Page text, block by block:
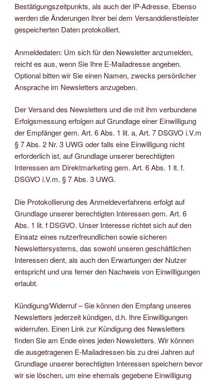
Bestätigungszeitpunkts, als auch der IP-Adresse. Ebenso
werden die Änderungen Ihrer bei dem Versanddienstleister
gespeicherten Daten protokolliert.
Anmeldedaten: Um sich für den Newsletter anzumelden,
reicht es aus, wenn Sie Ihre E-Mailadresse angeben.
Optional bitten wir Sie einen Namen, zwecks persönlicher
Ansprache im Newsletters anzugeben.
Der Versand des Newsletters und die mit ihm verbundene
Erfolgsmessung erfolgen auf Grundlage einer Einwilligung
der Empfänger gem. Art. 6 Abs. 1 lit. a, Art. 7 DSGVO i.V.m
§ 7 Abs. 2 Nr. 3 UWG oder falls eine Einwilligung nicht
erforderlich ist, auf Grundlage unserer berechtigten
Interessen am Direktmarketing gem. Art. 6 Abs. 1 lt. f.
DSGVO i.V.m. § 7 Abs. 3 UWG.
Die Protokollierung des Anmeldeverfahrens erfolgt auf
Grundlage unserer berechtigten Interessen gem. Art. 6
Abs. 1 lit. f DSGVO. Unser Interesse richtet sich auf den
Einsatz eines nutzerfreundlichen sowie sicheren
Newslettersystems, das sowohl unseren geschäftlichen
Interessen dient, als auch den Erwartungen der Nutzer
entspricht und uns ferner den Nachweis von Einwilligungen
erlaubt.
Kündigung/Widerruf – Sie können den Empfang unseres
Newsletters jederzeit kündigen, d.h. Ihre Einwilligungen
widerrufen. Einen Link zur Kündigung des Newsletters
finden Sie am Ende eines jeden Newsletters. Wir können
die ausgetragenen E-Mailadressen bis zu drei Jahren auf
Grundlage unserer berechtigten Interessen speichern bevor
wir sie löschen, um eine ehemals gegebene Einwilligung